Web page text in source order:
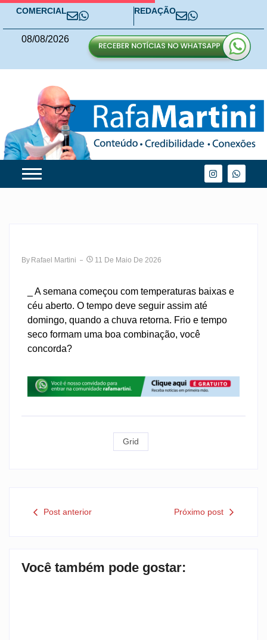
COMERCIAL REDAÇÃO
08/08/2026
By Rafael Martini 11 De Maio De 2026
_ A semana começou com temperaturas baixas e
céu aberto. O tempo deve seguir assim até
domingo, quando a chuva retorna. Frio e tempo
seco formam uma boa combinação, você
concorda?
Grid
Post anterior Próximo post
Você também pode gostar: